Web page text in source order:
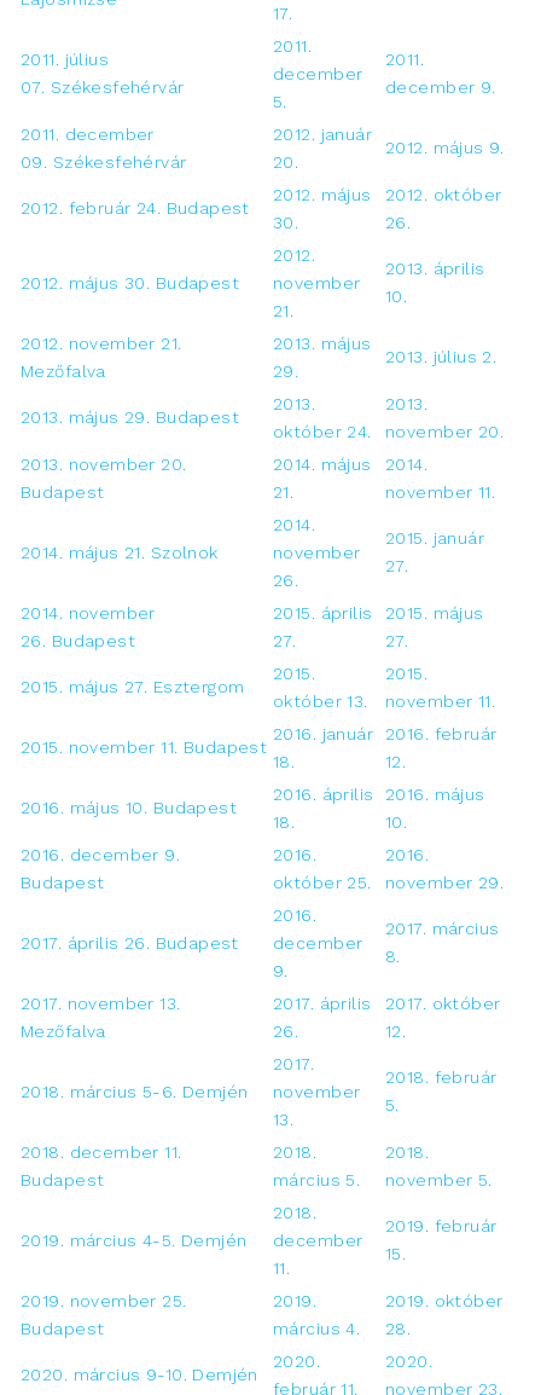
17.
2011. július
07. Székesfehérvár
2011.
december
5.
2011.
december 9.
2011. december
09. Székesfehérvár
2012. január
20.
2012. május 9.
2012. február 24. Budapest
2012. május
30.
2012. október
26.
2012. május 30. Budapest
2012.
november
21.
2013. április
10.
2012. november 21.
Mezőfalva
2013. május
29.
2013. július 2.
2013. május 29. Budapest
2013.
október 24.
2013.
november 20.
2013. november 20.
Budapest
2014. május
21.
2014.
november 11.
2014. május 21. Szolnok
2014.
november
26.
2015. január
27.
2014. november
26. Budapest
2015. április
27.
2015. május
27.
2015. május 27. Esztergom
2015.
október 13.
2015.
november 11.
2015. november 11. Budapest
2016. január
18.
2016. február
12.
2016. május 10. Budapest
2016. április
18.
2016. május
10.
2016. december 9.
Budapest
2016.
október 25.
2016.
november 29.
2017. április 26. Budapest
2016.
december
9.
2017. március
8.
2017. november 13.
Mezőfalva
2017. április
26.
2017. október
12.
2018. március 5-6. Demjén
2017.
november
13.
2018. február
5.
2018. december 11.
Budapest
2018.
március 5.
2018.
november 5.
2019. március 4-5. Demjén
2018.
december
11.
2019. február
15.
2019. november 25.
Budapest
2019.
március 4.
2019. október
28.
2020. március 9-10. Demjén
2020.
február 11.
2020.
november 23.